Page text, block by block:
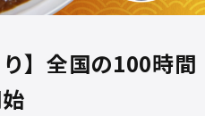
】全国の100時間